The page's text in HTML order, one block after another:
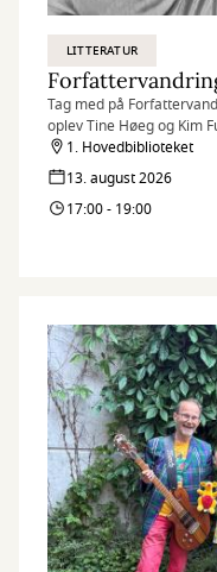
LITTERATUR
Tag med på
oplev Tine Høeg og Kim
1. Hovedbiblioteket
13. august 2026
17:00 - 19:00